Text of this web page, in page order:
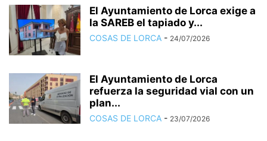
El Ayuntamiento de Lorca exige a
la SAREB el tapiado y...
COSAS DE LORCA - 24/07/2026
El Ayuntamiento de Lorca
refuerza la seguridad vial con un
plan...
COSAS DE LORCA - 23/07/2026